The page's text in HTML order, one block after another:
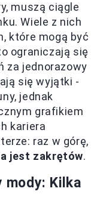
muszą ciągle
Wiele z nich
które mogą być
ograniczają się
za jednorazowy
się wyjątki -
jednak
grafikiem
kariera
raz w górę,
jest zakrętów.
mody: Kilka